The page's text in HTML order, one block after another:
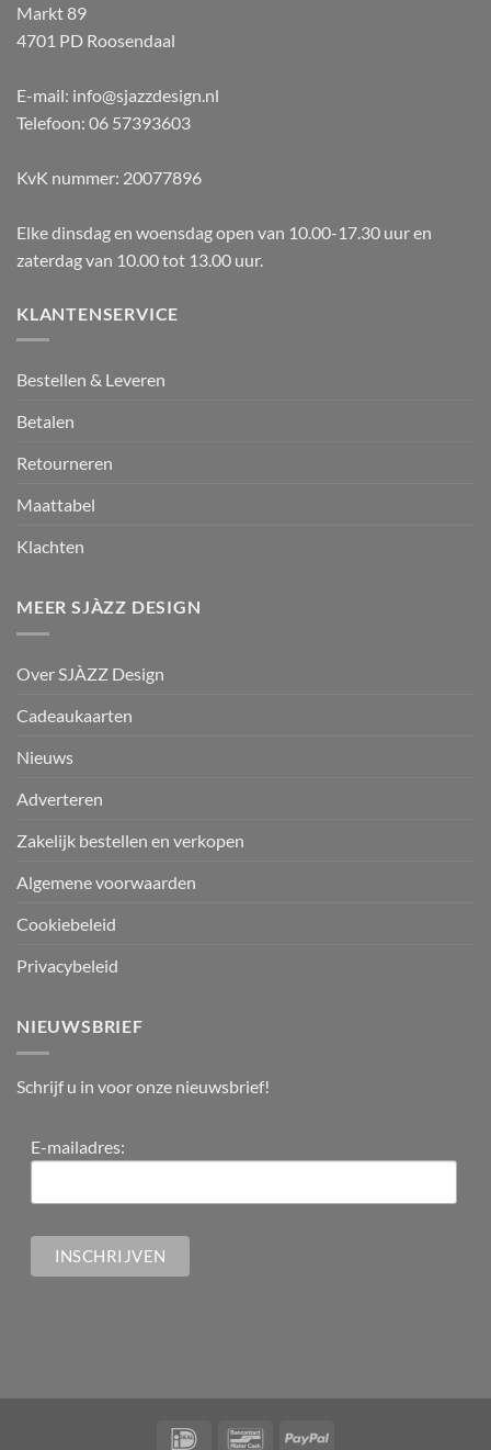
Markt 89
4701 PD Roosendaal
E-mail: info@sjazzdesign.nl
Telefoon: 06 57393603
KvK nummer: 20077896
Elke dinsdag en woensdag open van 10.00-17.30 uur en
zaterdag van 10.00 tot 13.00 uur.
KLANTENSERVICE
Bestellen & Leveren
Betalen
Retourneren
Maattabel
Klachten
MEER SJÀZZ DESIGN
Over SJÀZZ Design
Cadeaukaarten
Nieuws
Adverteren
Zakelijk bestellen en verkopen
Algemene voorwaarden
Cookiebeleid
Privacybeleid
NIEUWSBRIEF
Schrijf u in voor onze nieuwsbrief!
E-mailadres: